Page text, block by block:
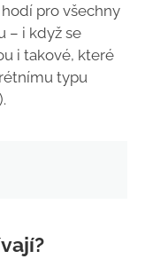
pro všechny
– i když se
i takové, které
typu